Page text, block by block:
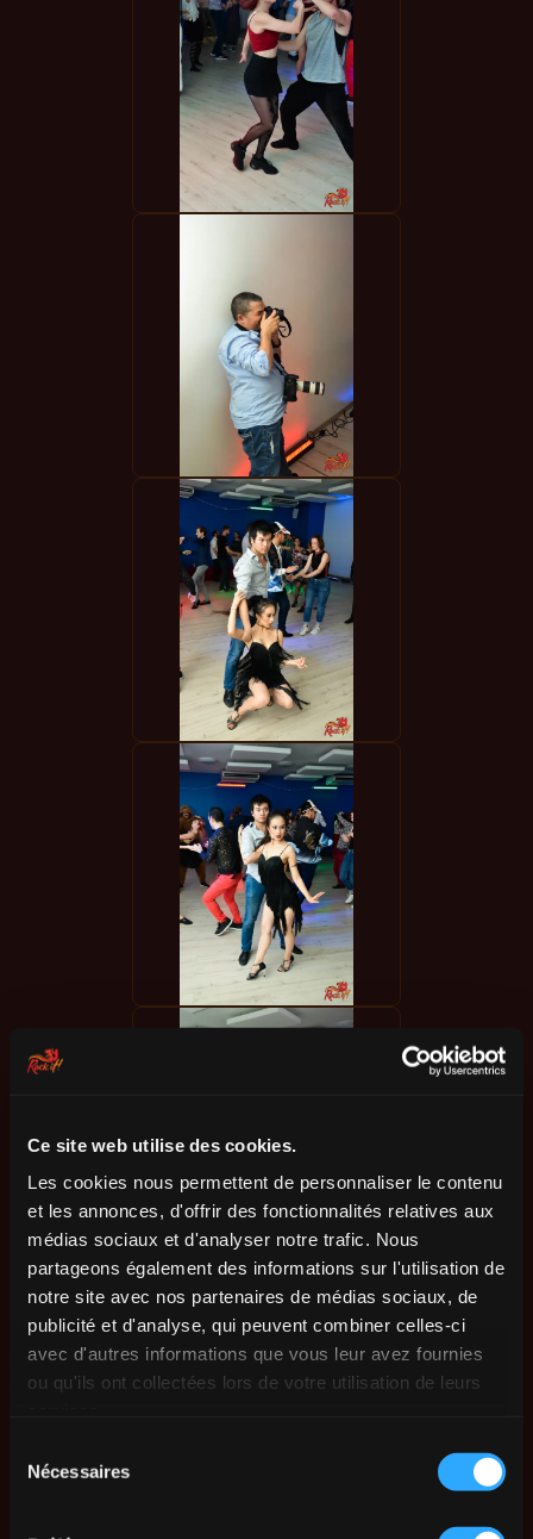
Ce site web utilise des cookies.
Les cookies nous permettent de personnaliser le contenu
et les annonces, d'offrir des fonctionnalités relatives aux
médias sociaux et d'analyser notre trafic. Nous
partageons également des informations sur l'utilisation de
notre site avec nos partenaires de médias sociaux, de
publicité et d'analyse, qui peuvent combiner celles-ci
avec d'autres informations que vous leur avez fournies
ou qu'ils ont collectées lors de votre utilisation de leurs
Nécessaires